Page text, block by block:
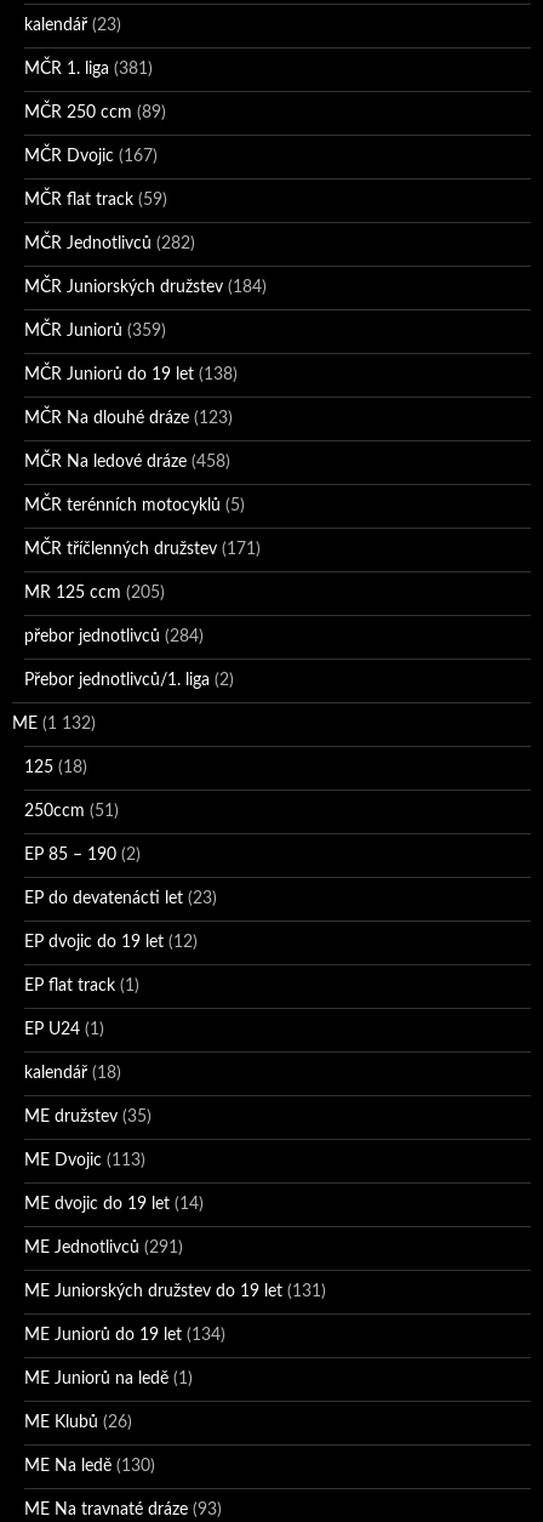
kalendář (23)
MČR 1. liga (381)
MČR 250 ccm (89)
MČR Dvojic (167)
MČR flat track (59)
MČR Jednotlivců (282)
MČR Juniorských družstev (184)
MČR Juniorů (359)
MČR Juniorů do 19 let (138)
MČR Na dlouhé dráze (123)
MČR Na ledové dráze (458)
MČR terénních motocyklů (5)
MČR tříčlenných družstev (171)
MR 125 ccm (205)
přebor jednotlivců (284)
Přebor jednotlivců/1. liga (2)
ME (1 132)
125 (18)
250ccm (51)
EP 85 – 190 (2)
EP do devatenácti let (23)
EP dvojic do 19 let (12)
EP flat track (1)
EP U24 (1)
kalendář (18)
ME družstev (35)
ME Dvojic (113)
ME dvojic do 19 let (14)
ME Jednotlivců (291)
ME Juniorských družstev do 19 let (131)
ME Juniorů do 19 let (134)
ME Juniorů na ledě (1)
ME Klubů (26)
ME Na ledě (130)
ME Na travnaté dráze (93)